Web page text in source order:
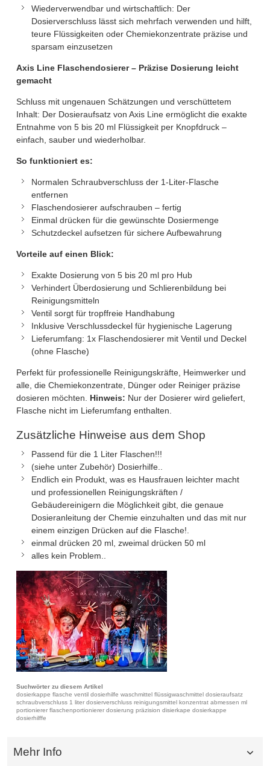
Wiederverwendbar und wirtschaftlich: Der
Dosierverschluss lässt sich mehrfach verwenden und hilft,
teure Flüssigkeiten oder Chemiekonzentrate präzise und
sparsam einzusetzen
Axis Line Flaschendosierer – Präzise Dosierung leicht
gemacht
Schluss mit ungenauen Schätzungen und verschüttetem
Inhalt: Der Dosieraufsatz von Axis Line ermöglicht die exakte
Entnahme von 5 bis 20 ml Flüssigkeit per Knopfdruck –
einfach, sauber und wiederholbar.
So funktioniert es:
Normalen Schraubverschluss der 1-Liter-Flasche
entfernen
Flaschendosierer aufschrauben – fertig
Einmal drücken für die gewünschte Dosiermenge
Schutzdeckel aufsetzen für sichere Aufbewahrung
Vorteile auf einen Blick:
Exakte Dosierung von 5 bis 20 ml pro Hub
Verhindert Überdosierung und Schlierenbildung bei
Reinigungsmitteln
Ventil sorgt für tropffreie Handhabung
Inklusive Verschlussdeckel für hygienische Lagerung
Lieferumfang: 1x Flaschendosierer mit Ventil und Deckel
(ohne Flasche)
Perfekt für professionelle Reinigungskräfte, Heimwerker und
alle, die Chemiekonzentrate, Dünger oder Reiniger präzise
dosieren möchten. Hinweis: Nur der Dosierer wird geliefert,
Flasche nicht im Lieferumfang enthalten.
Zusätzliche Hinweise aus dem Shop
Passend für die 1 Liter Flaschen!!!
(siehe unter Zubehör) Dosierhilfe..
Endlich ein Produkt, was es Hausfrauen leichter macht
und professionellen Reinigungskräften /
Gebäudereinigern die Möglichkeit gibt, die genaue
Dosieranleitung der Chemie einzuhalten und das mit nur
einem einzigen Drücken auf die Flasche!.
einmal drücken 20 ml, zweimal drücken 50 ml
alles kein Problem..
Suchwörter zu diesem Artikel
dosierkappe flasche ventil dosierhilfe waschmittel flüssigwaschmittel dosieraufsatz
schraubverschluss 1 liter dosierverschluss reinigungsmittel konzentrat abmessen ml
portionierer flaschenportionierer dosierung präzision disierkape dosierkappe
dosierhilffe
Mehr Info